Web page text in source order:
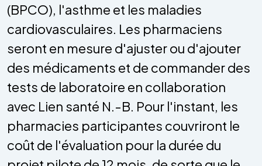
(BPCO), l'asthme et les maladies
cardiovasculaires. Les pharmaciens
seront en mesure d'ajuster ou d'ajouter
des médicaments et de commander des
tests de laboratoire en collaboration
avec Lien santé N.-B. Pour l'instant, les
pharmacies participantes couvriront le
coût de l'évaluation pour la durée du